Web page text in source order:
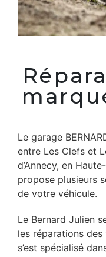
Le garage
entre Les Clefs et
d’Annecy, en
propose plusieurs
de votre véhicule.
Le Bernard Julien
les réparations
s’est spécialisé